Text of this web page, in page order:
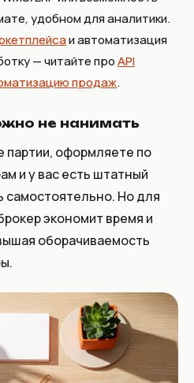
удобном для аналитики.
и автоматизация
— читайте проAPI
продаж.
не нанимать
партии, оформляете по
и у вас есть штатный
Но для
экономит время и
оборачиваемость